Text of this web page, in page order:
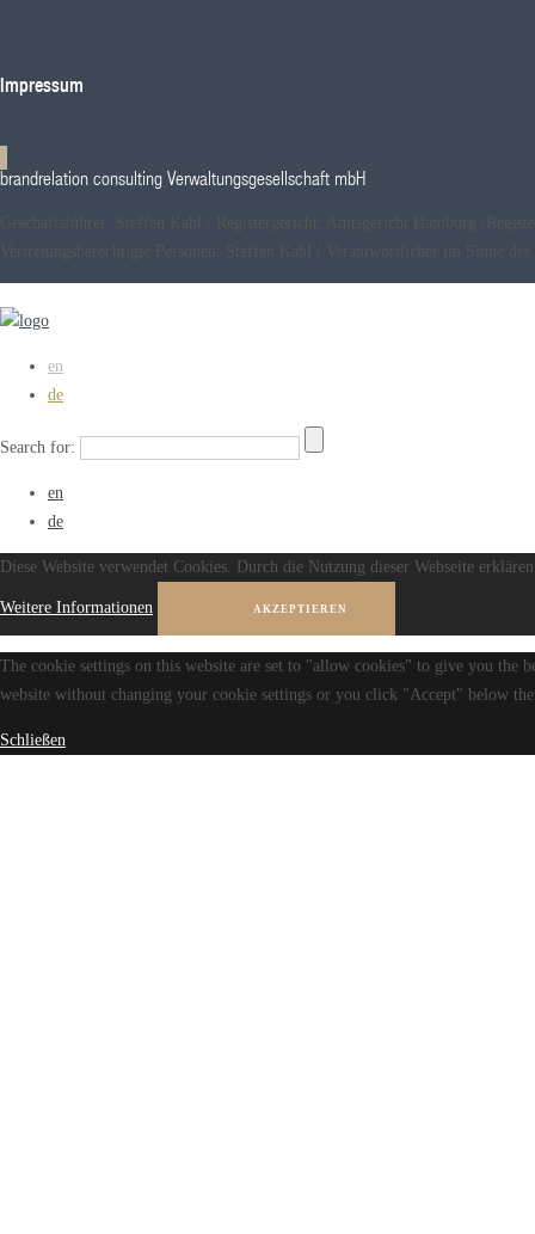
Impressum
brandrelation consulting Verwaltungsgesellschaft mbH
Geschäftsführer: Steffen Kahl / Registergericht: Amtsgericht Hamburg /
Vertretungsberechtigte Personen: Steffen Kahl / Verantwortlicher im Sinne
en
de
Search for:
en
de
Diese Website verwendet Cookies. Durch die Nutzung dieser Webseite
Weitere Informationen AKZEPTIEREN
The cookie settings on this website are set to "allow cookies" to give you the
website without changing your cookie settings or you click "Accept" below
Schließen